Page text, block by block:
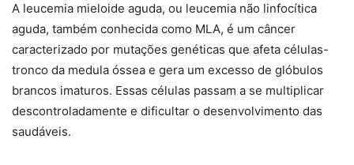
A leucemia mieloide aguda, ou leucemia não linfocítica
aguda, também conhecida como MLA, é um câncer
caracterizado por mutações genéticas que afeta células-
tronco da medula óssea e gera um excesso de glóbulos
brancos imaturos. Essas células passam a se multiplicar
descontroladamente e dificultar o desenvolvimento das
saudáveis.